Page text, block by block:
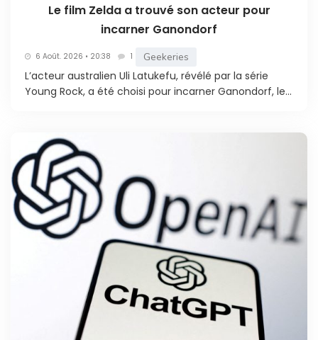
Le film Zelda a trouvé son acteur pour
incarner Ganondorf
6 Août. 2026 • 20:38 1 Geekeries
L’acteur australien Uli Latukefu, révélé par la série
Young Rock, a été choisi pour incarner Ganondorf, le...